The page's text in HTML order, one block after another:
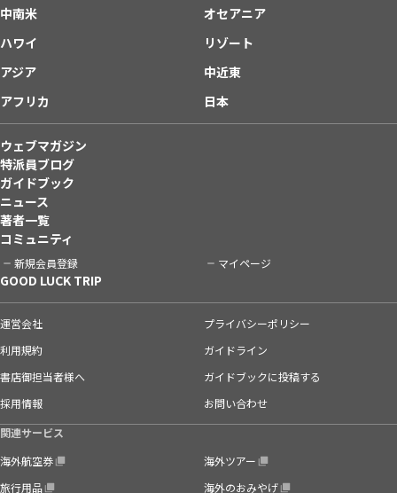
中南米
オセアニア
ハワイ
リゾート
アジア
中近東
アフリカ
日本
ウェブマガジン
特派員ブログ
ガイドブック
ニュース
著者一覧
コミュニティ
新規会員登録 マイページ
GOOD LUCK TRIP
運営会社
プライバシーポリシー
利用規約
ガイドライン
書店御担当者様へ
ガイドブックに投稿する
採用情報
お問い合わせ
関連サービス
海外航空券
海外ツアー
旅行用品
海外のおみやげ